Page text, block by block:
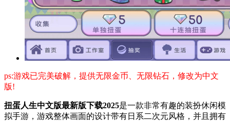
ps:游戏已完美破解，提供无限金币、无限钻石，修改为中文
版!
扭蛋人生中文版最新版下载2025是一款非常有趣的装扮休闲模
拟手游，游戏整体画面的设计带有日系二次元风格，并且拥有